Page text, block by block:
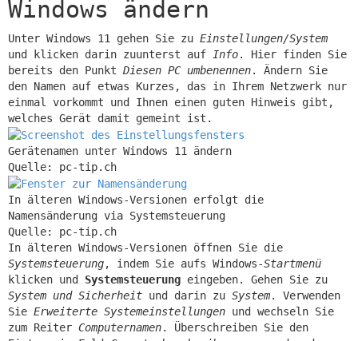
Windows ändern
Unter Windows 11 gehen Sie zu Einstellungen/System
und klicken darin zuunterst auf
Info. Hier finden Sie
bereits den Punkt Diesen PC umbenennen. Ändern Sie
den Namen auf etwas Kurzes, das in Ihrem Netzwerk nur
einmal vorkommt und Ihnen einen guten Hinweis gibt,
welches Gerät damit gemeint ist.
Gerätenamen unter Windows 11 ändern
Quelle: pc-tip.ch
In älteren Windows-Versionen erfolgt die
Namensänderung via Systemsteuerung
Quelle: pc-tip.ch
In älteren Windows-Versionen öffnen Sie die
Systemsteuerung, indem Sie aufs Windows-Startmenü
klicken und Systemsteuerung eingeben. Gehen Sie zu
System und Sicherheit und darin zu System. Verwenden
Sie Erweiterte Systemeinstellungen und wechseln Sie
zum Reiter Computernamen. Überschreiben Sie den